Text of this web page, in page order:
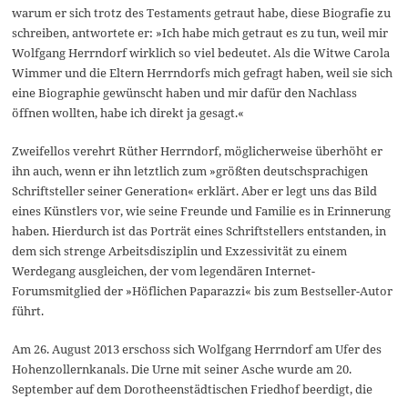
warum er sich trotz des Testaments getraut habe, diese Biografie zu
schreiben, antwortete er: »Ich habe mich getraut es zu tun, weil mir
Wolfgang Herrndorf wirklich so viel bedeutet. Als die Witwe Carola
Wimmer und die Eltern Herrndorfs mich gefragt haben, weil sie sich
eine Biographie gewünscht haben und mir dafür den Nachlass
öffnen wollten, habe ich direkt ja gesagt.«
Zweifellos verehrt Rüther Herrndorf, möglicherweise überhöht er
ihn auch, wenn er ihn letztlich zum »größten deutschsprachigen
Schriftsteller seiner Generation« erklärt. Aber er legt uns das Bild
eines Künstlers vor, wie seine Freunde und Familie es in Erinnerung
haben. Hierdurch ist das Porträt eines Schriftstellers entstanden, in
dem sich strenge Arbeitsdisziplin und Exzessivität zu einem
Werdegang ausgleichen, der vom legendären Internet-
Forumsmitglied der »Höflichen Paparazzi« bis zum Bestseller-Autor
führt.
Am 26. August 2013 erschoss sich Wolfgang Herrndorf am Ufer des
Hohenzollernkanals. Die Urne mit seiner Asche wurde am 20.
September auf dem Dorotheenstädtischen Friedhof beerdigt, die